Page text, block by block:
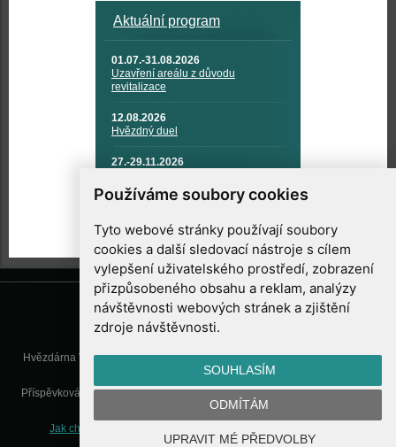
Používáme soubory cookies
Tyto webové stránky používají soubory
cookies a další sledovací nástroje s cílem
vylepšení uživatelského prostředí, zobrazení
přizpůsobeného obsahu a reklam, analýzy
návštěvnosti webových stránek a zjištění
zdroje návštěvnosti.
SOUHLASÍM
ODMÍTÁM
UPRAVIT MÉ PŘEDVOLBY
Aktuální program
01.07.-31.08.2026
Uzavření areálu z důvodu
revitalizace
12.08.2026
Hvězdný duel
27.-29.11.2026
TECHNIKA A KOSMICKÉ
TECHNOLOGIE
Hvězdárna Valašské Meziříčí, příspěvková organizace, Vsetínská 78, 757
01 Valašské Meziříčí
Příspěvková organizace Zlínského kraje. Telefon:571 611 928, Mobil:777
info@astrovm.cz
Jak chráníme Vaše osobní údaje